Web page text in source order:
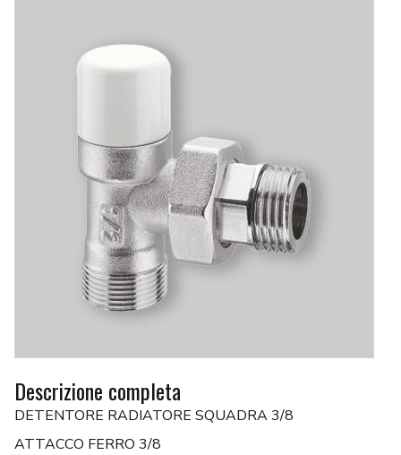
Descrizione completa
DETENTORE RADIATORE SQUADRA 3/8
ATTACCO FERRO 3/8